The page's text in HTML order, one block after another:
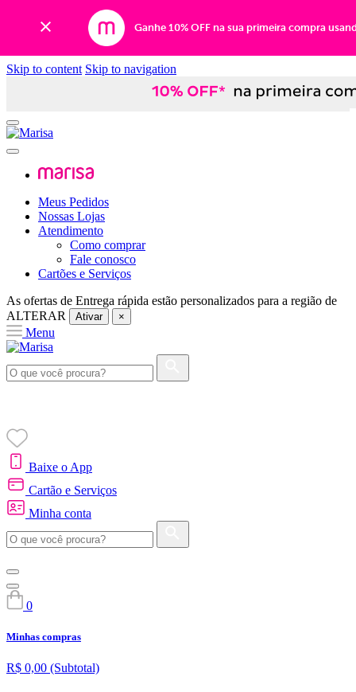
Ganhe 10% OFF na sua primeira compra
Skip to content Skip to navigation
Meus Pedidos
Nossas Lojas
Atendimento
Como comprar
Fale conosco
Cartões e Serviços
As ofertas de Entrega rápida estão personalizados para a região de
ALTERAR
Ativar ×
Menu
Baixe o App
Cartão e Serviços
Minha conta
0
Minhas compras
R$ 0,00 (Subtotal)